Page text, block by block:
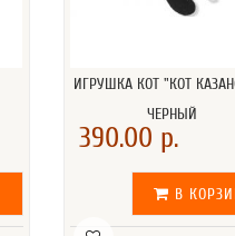
ИГРУШКА КОТ "КОТ
ЧЕРНЫЙ
390.00 р.
В